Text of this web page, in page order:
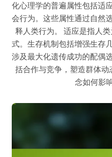
化心理学的普遍属性包括适
会行为。这些属性通过自然
释人类行为。 适应是指人
式。生存机制包括增强生存
涉及最大化遗传成功的配偶
括合作与竞争，塑造群体
念如何影